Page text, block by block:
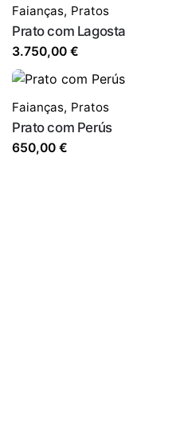
Faianças, Pratos
Prato com Lagosta
3.750,00 €
Faianças, Pratos
Prato com Perús
650,00 €